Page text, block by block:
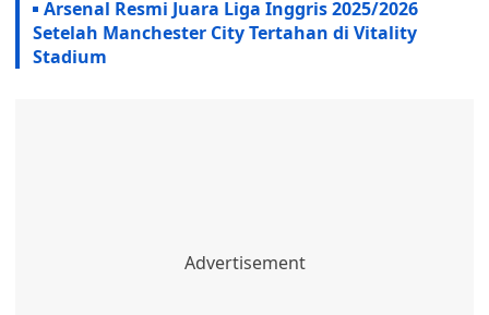
Arsenal Resmi Juara Liga Inggris 2025/2026
Setelah Manchester City Tertahan di Vitality
Stadium